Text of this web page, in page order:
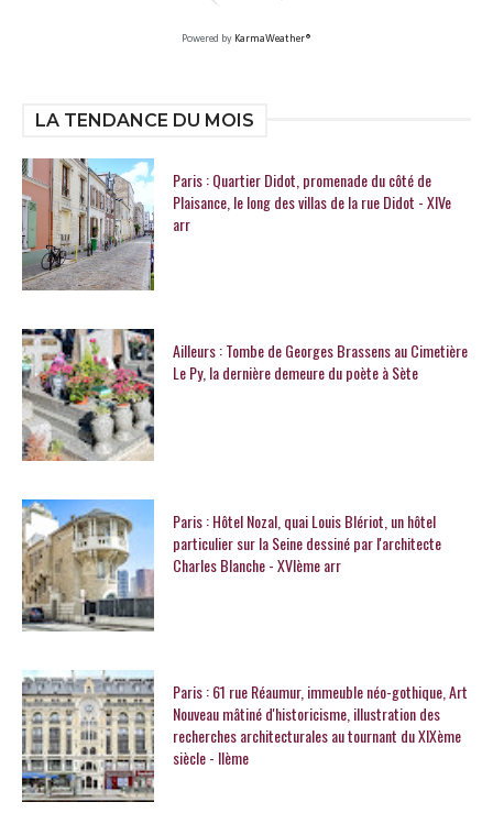
Powered by KarmaWeather®
LA TENDANCE DU MOIS
Paris : Quartier Didot, promenade du côté de
Plaisance, le long des villas de la rue Didot - XIVe
arr
Ailleurs : Tombe de Georges Brassens au Cimetière
Le Py, la dernière demeure du poète à Sète
Paris : Hôtel Nozal, quai Louis Blériot, un hôtel
particulier sur la Seine dessiné par l'architecte
Charles Blanche - XVIème arr
Paris : 61 rue Réaumur, immeuble néo-gothique, Art
Nouveau mâtiné d'historicisme, illustration des
recherches architecturales au tournant du XIXème
siècle - IIème